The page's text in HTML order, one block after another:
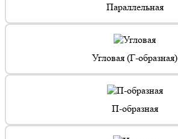
Параллельная
Угловая (Г-образная)
П-образная